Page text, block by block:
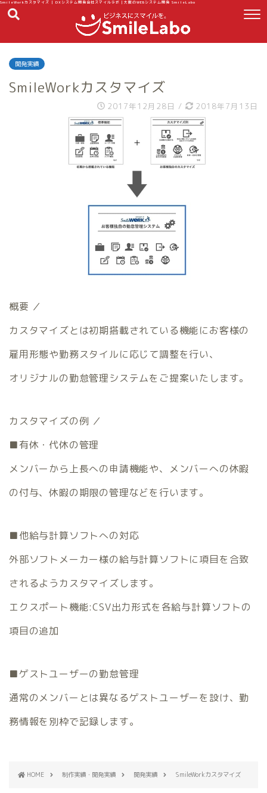
SmileWorkカスタマイズ | DXシステム開発会社スマイルラボ｜大阪のWEBシステム開発 SmileLabo
開発実績
SmileWorkカスタマイズ
2017年12月28日 / 2018年7月13日
概要 ／
カスタマイズとは初期搭載されている機能にお客様の
雇用形態や勤務スタイルに応じて調整を行い、
オリジナルの勤怠管理システムをご提案いたします。
カスタマイズの例 ／
■有休・代休の管理
メンバーから上長への申請機能や、メンバーへの休暇
の付与、休暇の期限の管理などを行います。
■他給与計算ソフトへの対応
外部ソフトメーカー様の給与計算ソフトに項目を合致
されるようカスタマイズします。
エクスポート機能:CSV出力形式を各給与計算ソフトの
項目の追加
■ゲストユーザーの勤怠管理
通常のメンバーとは異なるゲストユーザーを設け、勤
務情報を別枠で記録します。
HOME 制作実績・開発実績 開発実績 SmileWorkカスタマイズ